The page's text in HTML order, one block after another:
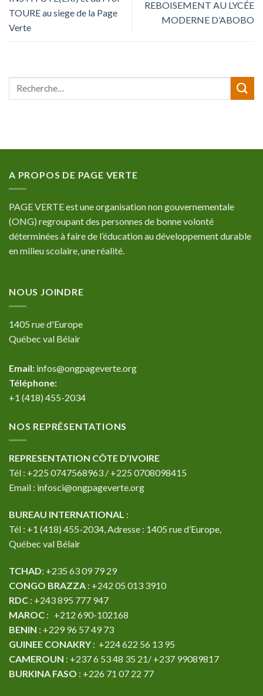
TOURE au siege de la Page
Verte
REBOISEMENT AU LYCÉE
MODERNE D’ABOBO
A PROPOS DE PAGE VERTE
PAGE VERTE est une organisation non gouvernementale
(ONG) regroupant des personnes de bonne volonté
déterminées à faire de l’éducation au développement durable
en milieu scolaire, une réalité.
NOUS JOINDRE
1405 rue d'Europe
Québec val Bélair
Email: infos@ongpageverte.org
Téléphone:
+1 (418) 455-2034
NOS REPRÉSENTATIONS
REPRESENTATION CÔTE D’IVOIRE
Tél : +225 0747568963 / +225 0708098415
Email : infosci@ongpageverte.org
BUREAU INTERNATIONAL :
Tél : +1 (418) 455-2034, Adresse : 1405 rue d’Europe,
Québec val Bélair
TCHAD: +235 63 09 79 29
CONGO BRAZZA : +242 05 013 3910
RDC : +243 895 777 947
MAROC : +212 690-102168
BENIN : +229 96 57 49 73
GUINEE CONAKRY : +224 622 56 13 95
CAMEROUN : +237 6 53 48 35 21/ +237 99089817
BURKINA FASO : +226 71 07 22 77